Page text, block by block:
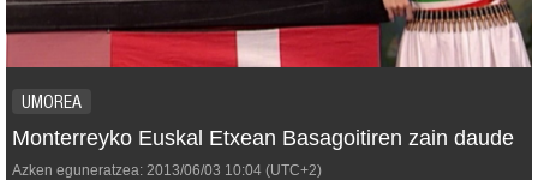
UMOREA
Monterreyko Euskal Etxean Basagoitiren zain daude
Azken eguneratzea: 2013/06/03 10:04 (UTC+2)